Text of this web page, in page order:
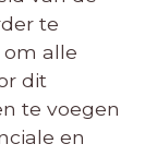
te
om alle
dit
te voegen
en